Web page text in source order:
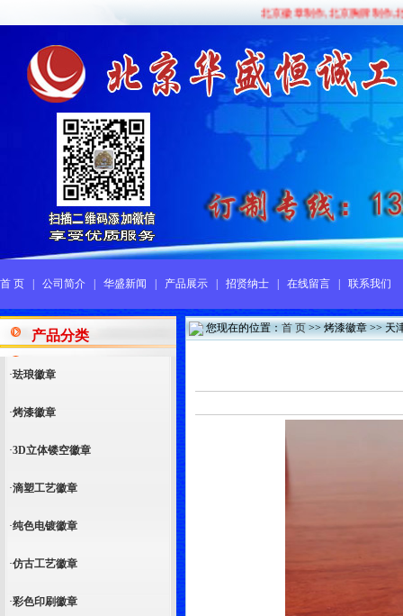
北京徽章制作,北京胸牌制作,北
首 页 公司简介 华盛新闻 产品展示 招贤纳士 在线留言 联系我们
产品分类
·珐琅徽章
·烤漆徽章
·3D立体镂空徽章
·滴塑工艺徽章
·纯色电镀徽章
·仿古工艺徽章
·彩色印刷徽章
您现在的位置： 首 页 >> 烤漆徽章 >> 天